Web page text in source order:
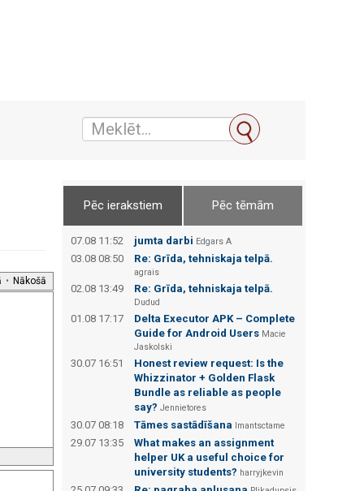
• Nākošā
Pēc ierakstiem Pēc tēmām
07.08 11:52 jumta darbi Edgars А
03.08 08:50 Re: Grīda, tehniskaja telpā.
agrais
02.08 13:49 Re: Grīda, tehniskaja telpā.
Dudud
01.08 17:17
Delta Executor APK – Complete
Guide for Android Users Macie
Jaskolski
30.07 16:51
Honest review request: Is the
Whizzinator + Golden Flask
Bundle as reliable as people
say? Jennietores
30.07 08:18 Tāmes sastādīšana Imantsctame
29.07 13:35
What makes an assignment
helper UK a useful choice for
university students? harryjkevin